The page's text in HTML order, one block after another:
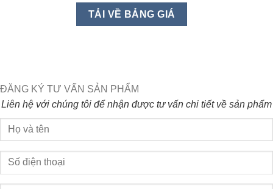
ĐĂNG KÝ TƯ VẤN SẢN PHẨM
Liên hệ với chúng tôi để nhận được tư vấn chi tiết về sản phẩm